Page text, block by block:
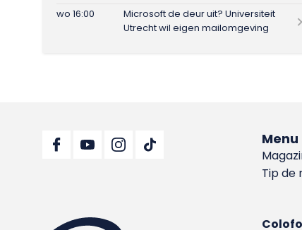
wo 16:00
Microsoft de deur uit? Universiteit
Utrecht wil eigen mailomgeving
Menu
Tip de